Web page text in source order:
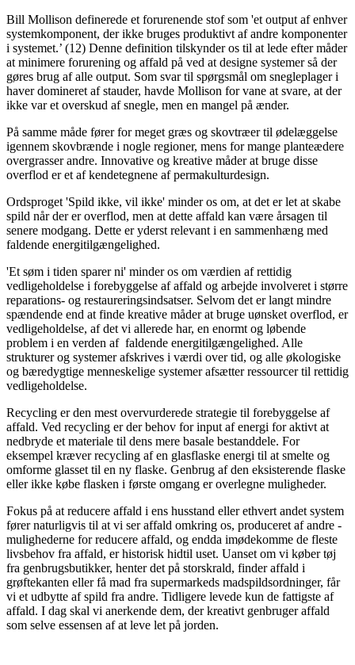
Bill Mollison definerede et forurenende stof som 'et output af enhver
systemkomponent, der ikke bruges produktivt af andre komponenter
i systemet.’ (12) Denne definition tilskynder os til at lede efter måder
at minimere forurening og affald på ved at designe systemer så der
gøres brug af alle output. Som svar til spørgsmål om snegleplager i
haver domineret af stauder, havde Mollison for vane at svare, at der
ikke var et overskud af snegle, men en mangel på ænder.
På samme måde fører for meget græs og skovtræer til ødelæggelse
igennem skovbrænde i nogle regioner, mens for mange planteædere
overgrasser andre. Innovative og kreative måder at bruge disse
overflod er et af kendetegnene af permakulturdesign.
Ordsproget 'Spild ikke, vil ikke' minder os om, at det er let at skabe
spild når der er overflod, men at dette affald kan være årsagen til
senere modgang. Dette er yderst relevant i en sammenhæng med
faldende energitilgængelighed.
'Et søm i tiden sparer ni' minder os om værdien af ​​rettidig
vedligeholdelse i forebyggelse af affald og arbejde involveret i større
reparations- og restaureringsindsatser. Selvom det er langt mindre
spændende end at finde kreative måder at bruge uønsket overflod, er
vedligeholdelse, af det vi allerede har, en enormt og løbende
problem i en verden af ​​ faldende energitilgængelighed. Alle
strukturer og systemer afskrives i værdi over tid, og alle økologiske
og bæredygtige menneskelige systemer afsætter ressourcer til rettidig
vedligeholdelse.
Recycling er den mest overvurderede strategie til forebyggelse af
affald. Ved recycling er der behov for input af energi for aktivt at
nedbryde et materiale til dens mere basale bestanddele. For
eksempel kræver recycling af en glasflaske energi til at smelte og
omforme glasset til en ny flaske. Genbrug af den eksisterende flaske
eller ikke købe flasken i første omgang er overlegne muligheder.
Fokus på at reducere affald i ens husstand eller ethvert andet system
fører naturligvis til at vi ser affald omkring os, produceret af andre -
mulighederne for reducere affald, og endda imødekomme de fleste
livsbehov fra affald, er historisk hidtil uset. Uanset om vi køber tøj
fra genbrugsbutikker, henter det på storskrald, finder affald i
grøftekanten eller få mad fra supermarkeds madspildsordninger, får
vi et udbytte af spild fra andre. Tidligere levede kun de fattigste af
affald. I dag skal vi anerkende dem, der kreativt genbruger affald
som selve essensen af ​​at leve let på jorden.